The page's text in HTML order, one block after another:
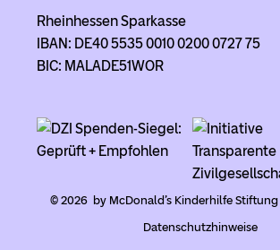
Rheinhessen Sparkasse
IBAN: DE40 5535 0010 0200 0727 75
BIC: MALADE51WOR
© 2026 by McDonald's Kinderhilfe Stiftung |
Datenschutzhinweise